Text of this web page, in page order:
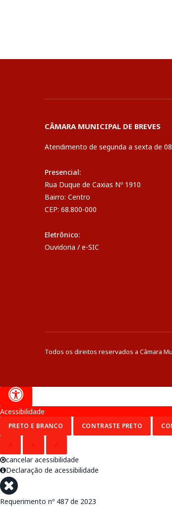
CÂMARA MUNICIPAL DE BREVES
Atendimento de segunda a sexta de
Presencial:
Rua Duque de Caxias Nº 1910
Bairro: Centro
CEP: 68.800-000
Eletrônico:
Ouvidoria / e-SIC
Todos os direitos reservados a Câmara
Acessibilidade
PRETO E BRANCO CONTRASTE PRETO
cancelar acessibilidade
Declaração de acessibilidade
Requerimento nº 487 de 2023